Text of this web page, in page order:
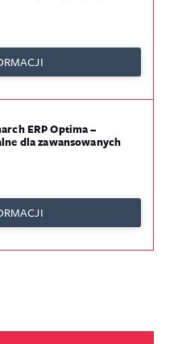
ERP Optima –
dla zawansowanych